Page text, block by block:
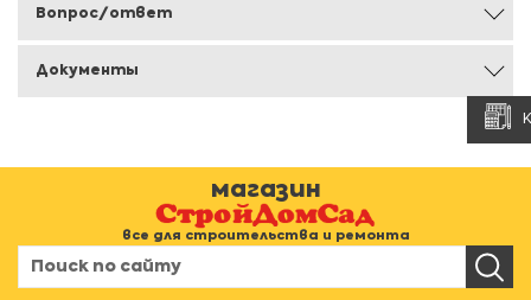
Вопрос/ответ
Документы
магазин
все для строительства и ремонта